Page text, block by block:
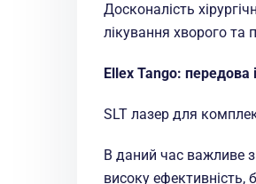
Досконалість
лікування хворого та
Ellex Tango: передова
SLT лазер для
В даний час важливе
високу ефективність,